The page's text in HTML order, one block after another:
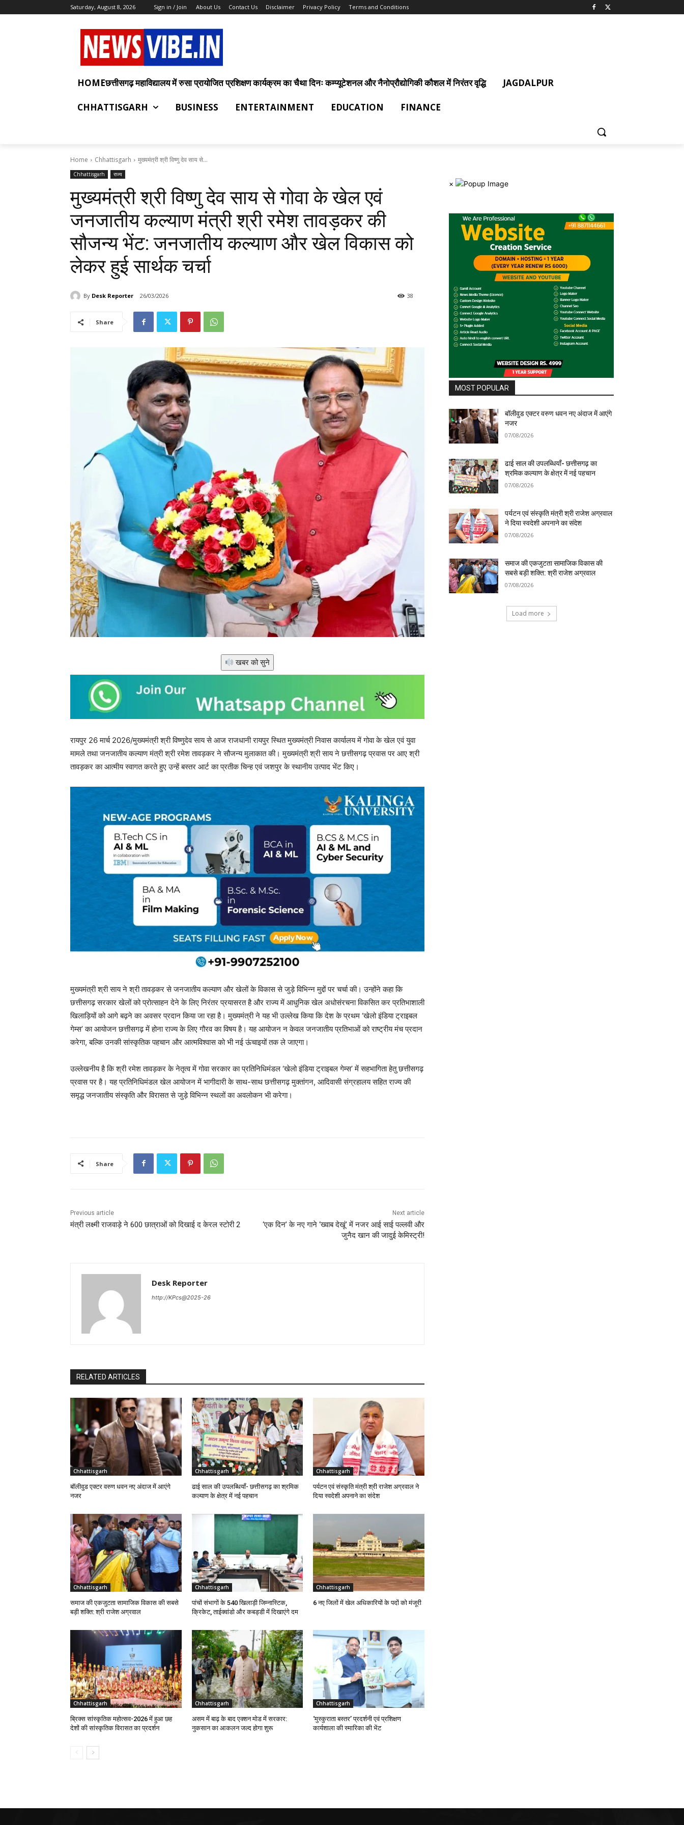
Saturday, August 8, 2026 Sign in / Join About Us Contact Us Disclaimer Privacy Policy Terms and Conditions
HOMEछत्तीसगढ़ महाविद्यालय में रुसा प्रायोजित प्रशिक्षण कार्यक्रम का चैथा दिनः कम्प्यूटेशनल और नैनोप्रौद्योगिकी कौशल में निरंतर वृद्धि JAGDALPUR
CHHATTISGARH BUSINESS ENTERTAINMENT EDUCATION FINANCE
Home Chhattisgarh मुख्यमंत्री श्री विष्णु देव साय से...
Chhattisgarh राज्य
मुख्यमंत्री श्री विष्णु देव साय से गोवा के खेल एवं
जनजातीय कल्याण मंत्री श्री रमेश तावड़कर की
सौजन्य भेंट: जनजातीय कल्याण और खेल विकास को
लेकर हुई सार्थक चर्चा
By Desk Reporter 26/03/2026 38
Share
खबर को सुने
रायपुर 26 मार्च 2026/मुख्यमंत्री श्री विष्णुदेव साय से आज राजधानी रायपुर स्थित मुख्यमंत्री निवास कार्यालय में गोवा के खेल एवं युवा
मामले तथा जनजातीय कल्याण मंत्री श्री रमेश तावड़कर ने सौजन्य मुलाकात की। मुख्यमंत्री श्री साय ने छत्तीसगढ़ प्रवास पर आए श्री
तावड़कर का आत्मीय स्वागत करते हुए उन्हें बस्तर आर्ट का प्रतीक चिन्ह एवं जशपुर के स्थानीय उत्पाद भेंट किए।
मुख्यमंत्री श्री साय ने श्री तावड़कर से जनजातीय कल्याण और खेलों के विकास से जुड़े विभिन्न मुद्दों पर चर्चा की। उन्होंने कहा कि
छत्तीसगढ़ सरकार खेलों को प्रोत्साहन देने के लिए निरंतर प्रयासरत है और राज्य में आधुनिक खेल अधोसंरचना विकसित कर प्रतिभाशाली
खिलाड़ियों को आगे बढ़ने का अवसर प्रदान किया जा रहा है। मुख्यमंत्री ने यह भी उल्लेख किया कि देश के प्रथम ‘खेलो इंडिया ट्राइबल
गेम्स’ का आयोजन छत्तीसगढ़ में होना राज्य के लिए गौरव का विषय है। यह आयोजन न केवल जनजातीय प्रतिभाओं को राष्ट्रीय मंच प्रदान
करेगा, बल्कि उनकी सांस्कृतिक पहचान और आत्मविश्वास को भी नई ऊंचाइयों तक ले जाएगा।
उल्लेखनीय है कि श्री रमेश तावड़कर के नेतृत्व में गोवा सरकार का प्रतिनिधिमंडल ‘खेलो इंडिया ट्राइबल गेम्स’ में सहभागिता हेतु छत्तीसगढ़
प्रवास पर है। यह प्रतिनिधिमंडल खेल आयोजन में भागीदारी के साथ-साथ छत्तीसगढ़ मुक्तांगन, आदिवासी संग्रहालय सहित राज्य की
समृद्ध जनजातीय संस्कृति और विरासत से जुड़े विभिन्न स्थलों का अवलोकन भी करेगा।
Share
Previous article
मंत्री लक्ष्मी राजवाड़े ने 600 छात्राओं को दिखाई द केरल स्टोरी 2
Next article
‘एक दिन’ के नए गाने ‘ख्वाब देखूं’ में नजर आई साई पल्लवी और
जुनैद खान की जादुई केमिस्ट्री!
Desk Reporter
http://KPcs@2025-26
RELATED ARTICLES
Chhattisgarh
बॉलीवुड एक्टर वरुण धवन नए अंदाज में आएंगे
नजर
Chhattisgarh
ढाई साल की उपलब्धियाँ- छत्तीसगढ़ का श्रमिक
कल्याण के क्षेत्र में नई पहचान
Chhattisgarh
पर्यटन एवं संस्कृति मंत्री श्री राजेश अग्रवाल ने
दिया स्वदेशी अपनाने का संदेश
Chhattisgarh
समाज की एकजुटता सामाजिक विकास की सबसे
बड़ी शक्ति: श्री राजेश अग्रवाल
Chhattisgarh
पांचों संभागों के 540 खिलाड़ी जिम्नास्टिक,
क्रिकेट, ताईक्वांडो और कबड्डी में दिखाएंगे दम
Chhattisgarh
6 नए जिलों में खेल अधिकारियों के पदों को मंजूरी
Chhattisgarh
ब्रिक्स सांस्कृतिक महोत्सव-2026 में हुआ छह
देशों की सांस्कृतिक विरासत का प्रदर्शन
Chhattisgarh
असम में बाढ़ के बाद एक्शन मोड में सरकार:
नुकसान का आकलन जल्द होगा शुरू
Chhattisgarh
‘मुस्कुराता बस्तर’ प्रदर्शनी एवं प्रशिक्षण
कार्यशाला की स्मारिका की भेंट
×
MOST POPULAR
बॉलीवुड एक्टर वरुण धवन नए अंदाज में आएंगे
नजर
07/08/2026
ढाई साल की उपलब्धियाँ- छत्तीसगढ़ का
श्रमिक कल्याण के क्षेत्र में नई पहचान
07/08/2026
पर्यटन एवं संस्कृति मंत्री श्री राजेश अग्रवाल
ने दिया स्वदेशी अपनाने का संदेश
07/08/2026
समाज की एकजुटता सामाजिक विकास की
सबसे बड़ी शक्ति: श्री राजेश अग्रवाल
07/08/2026
Load more